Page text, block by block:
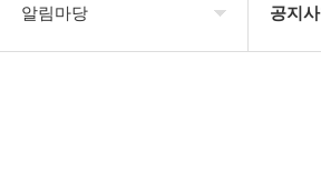
알림마당 공지